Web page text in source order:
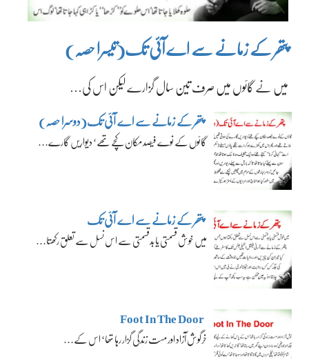
پتھر کے زمانے سے اے آئی تک(تیسرا حصہ)
میں نے گائوں میں صرف تین سال گزارے لیکن اس کی…
پتھر کے زمانے سے اے آئی تک(دوسرا حصہ)
گائوں کے نوے فیصد مکان کچے تھے‘ دیواریں گارے…
پتھر کے زمانے سے اے آئی تک
میں خوش قسمتی یا بدقسمتی سے اس نسل سے تعلق رکھتا…
Foot In The Door
خرگوش آزاد اور مست زندگی گزار رہا تھا‘ اس کے…